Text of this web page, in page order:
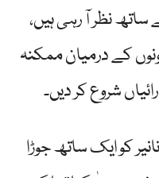
ساتھ نظر آ رہی ہیں،
کے درمیان ممکنہ
شروع کر دیں۔
کو ایک ساتھ جوڑا